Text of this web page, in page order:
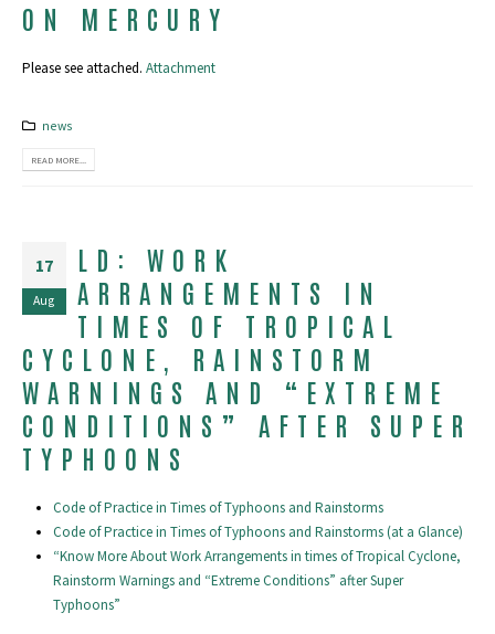
ON MERCURY
Please see attached. Attachment
news
READ MORE...
17
Aug
LD: WORK
ARRANGEMENTS IN
TIMES OF TROPICAL
CYCLONE, RAINSTORM
WARNINGS AND “EXTREME
CONDITIONS” AFTER SUPER
TYPHOONS
Code of Practice in Times of Typhoons and Rainstorms
Code of Practice in Times of Typhoons and Rainstorms (at a Glance)
“Know More About Work Arrangements in times of Tropical Cyclone,
Rainstorm Warnings and “Extreme Conditions” after Super
Typhoons”